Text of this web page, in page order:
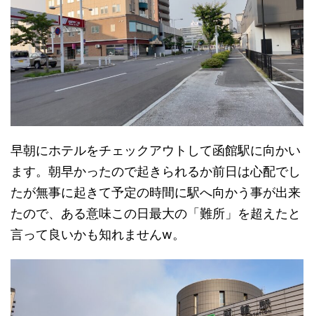
早朝にホテルをチェックアウトして函館駅に向かい
ます。朝早かったので起きられるか前日は心配でし
たが無事に起きて予定の時間に駅へ向かう事が出来
たので、ある意味この日最大の「難所」を超えたと
言って良いかも知れませんw。